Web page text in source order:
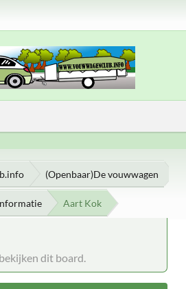
(Openbaar)De vouwwagen
Aart Kok
dit board.